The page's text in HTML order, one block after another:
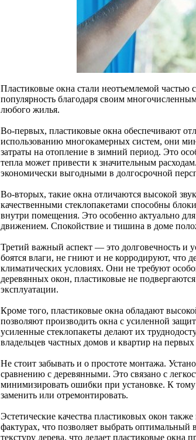
Пластиковые окна стали неотъемлемой частью
популярность благодаря своим
любого жилья.
Во-первых, пластиковые окна обеспечивают
использованию многокамерных систем, они
затраты на отопление в зимний период. Это
тепла может привести к значительным
экономически выгодными в долгосрочной
Во-вторых, такие окна отличаются высокой
качественными стеклопакетами способны
внутри помещения. Это особенно актуально
движением. Спокойствие и тишина в доме
Третий важный аспект — это долговечность и
боятся влаги, не гниют и не корродируют, что
климатических условиях. Они не требуют
деревянных окон, пластиковые не
эксплуатации.
Кроме того, пластиковые окна обладают
позволяют производить окна с усиленной
усиленные стеклопакеты делают их
владельцев частных домов и квартир на первых
Не стоит забывать и о простоте монтажа.
сравнению с деревянными. Это связано с
минимизировать ошибки при установке. К
заменить или отремонтировать.
Эстетические качества пластиковых окон
фактурах, что позволяет выбрать
текстуру дерева, что делает пластиковые